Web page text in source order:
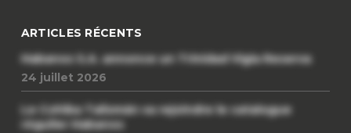
ARTICLES RÉCENTS
Habanos S.A. annonce un Trinidad Vigia Reserva
24 juillet 2026
Le Cohiba Talismán va rejoindre le catalogue
régulier Habanos